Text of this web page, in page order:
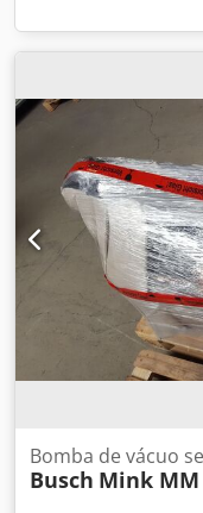
Bomba de vácuo
Busch Mink MM